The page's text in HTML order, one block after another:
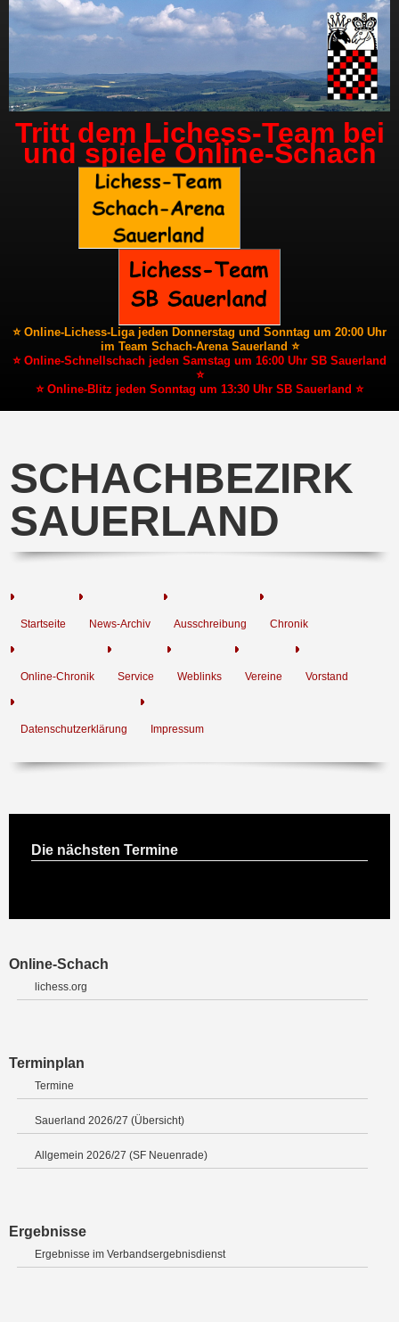
Tritt dem Lichess-Team bei
und spiele Online-Schach
⭐ Online-Lichess-Liga jeden Donnerstag und Sonntag um 20:00 Uhr
im Team Schach-Arena Sauerland ⭐
⭐ Online-Schnellschach jeden Samstag um 16:00 Uhr SB Sauerland
⭐
⭐ Online-Blitz jeden Sonntag um 13:30 Uhr SB Sauerland ⭐
SCHACHBEZIRK
SAUERLAND
Startseite News-Archiv Ausschreibung Chronik
Online-Chronik Service Weblinks Vereine Vorstand
Datenschutzerklärung Impressum
Die nächsten Termine
Online-Schach
lichess.org
Terminplan
Termine
Sauerland 2026/27 (Übersicht)
Allgemein 2026/27 (SF Neuenrade)
Ergebnisse
Ergebnisse im Verbandsergebnisdienst